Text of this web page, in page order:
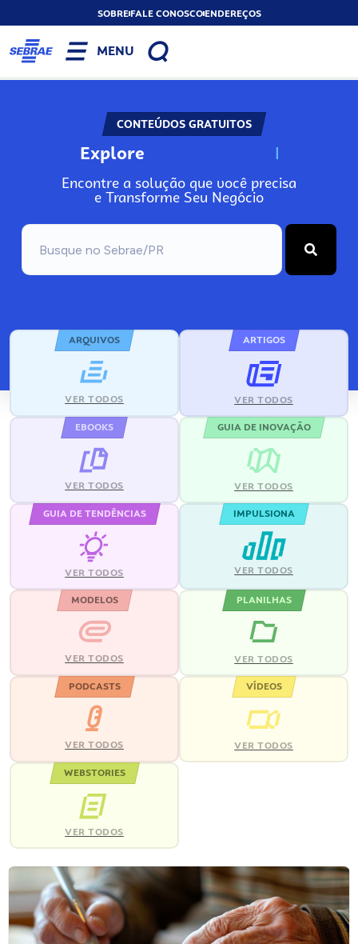
SOBREFALE CONOSCOENDEREÇOS
MENU
CONTEÚDOS GRATUITOS
Explore N
Encontre a solução que você precisa
e Transforme Seu Negócio
ARQUIVOS
VER TODOS
ARTIGOS
VER TODOS
EBOOKS
VER TODOS
GUIA DE INOVAÇÃO
VER TODOS
GUIA DE TENDÊNCIAS
VER TODOS
IMPULSIONA
VER TODOS
MODELOS
VER TODOS
PLANILHAS
VER TODOS
PODCASTS
VER TODOS
VÍDEOS
VER TODOS
WEBSTORIES
VER TODOS